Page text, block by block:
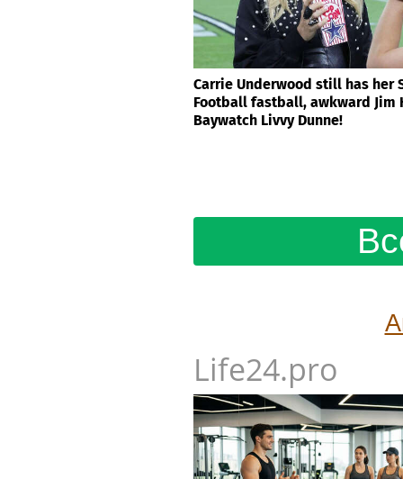
Carrie Underwood still has her
Football fastball, awkward Jim
Baywatch Livvy Dunne!
Life24.pro